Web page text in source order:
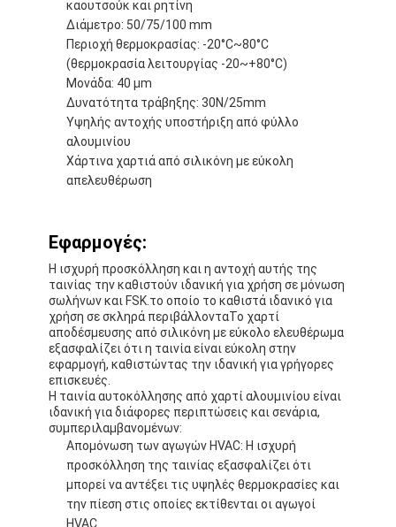
Σπίτι
Προϊόντα
Περίπου εμείς
Γύρος εργοστασίων
Ποιοτικός έλεγχος
Συγκολλητική ταινία μόνωσης
Ταινία μόνωσης υφασμάτων γυαλιού
Ανθεκτική στη θερμότητα ταινία μόνωσης
Κολλητική ταινία υφασμάτων γυαλιού
Κολλητική ταινία ταινιών Polyimide
Κολλητική ταινία φύλλων αλουμινίου αργιλίου
καουτσούκ και ρητίνη
Διάμετρο: 50/75/100 mm
Περιοχή θερμοκρασίας: -20°C~80°C
(θερμοκρασία λειτουργίας -20~+80°C)
Μονάδα: 40 μm
Δυνατότητα τράβηξης: 30N/25mm
Υψηλής αντοχής υποστήριξη από φύλλο
αλουμινίου
Χάρτινα χαρτιά από σιλικόνη με εύκολη
απελευθέρωση
Εφαρμογές:
Η ισχυρή προσκόλληση και η αντοχή αυτής της
ταινίας την καθιστούν ιδανική για χρήση σε μόνωση
σωλήνων και FSK.το οποίο το καθιστά ιδανικό για
χρήση σε σκληρά περιβάλλονταΤο χαρτί
αποδέσμευσης από σιλικόνη με εύκολο ελευθέρωμα
εξασφαλίζει ότι η ταινία είναι εύκολη στην
εφαρμογή, καθιστώντας την ιδανική για γρήγορες
επισκευές.
Η ταινία αυτοκόλλησης από χαρτί αλουμινίου είναι
ιδανική για διάφορες περιπτώσεις και σενάρια,
συμπεριλαμβανομένων:
Απομόνωση των αγωγών HVAC: Η ισχυρή
προσκόλληση της ταινίας εξασφαλίζει ότι
μπορεί να αντέξει τις υψηλές θερμοκρασίες και
την πίεση στις οποίες εκτίθενται οι αγωγοί
HVAC.